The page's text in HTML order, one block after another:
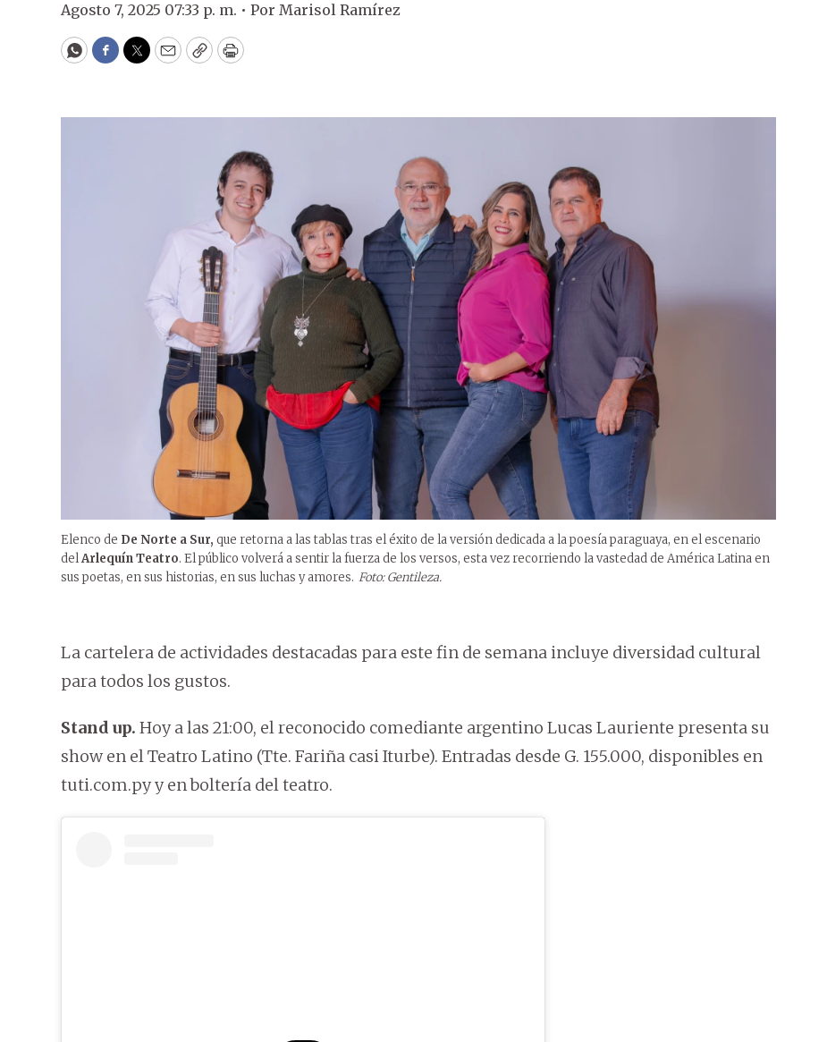
Agosto 7, 2025 07:33 p. m. • Por Marisol Ramírez
WhatsApp
Facebook
Twitter
EmailCopyPrint
Elenco de De Norte a Sur, que retorna a las tablas tras el éxito de la versión dedicada a la poesía paraguaya, en el escenario
delArlequín Teatro. El público volverá a sentir la fuerza de los versos, esta vez recorriendo la vastedad de América Latina en
sus poetas, en sus historias, en sus luchas y amores. Foto: Gentileza.
La cartelera de actividades destacadas para este fin de semana incluye diversidad cultural
para todos los gustos.
Stand up. Hoy a las 21:00, el reconocido comediante argentino Lucas Lauriente presenta su
show en el Teatro Latino (Tte. Fariña casi Iturbe). Entradas desde G. 155.000, disponibles en
tuti.com.py y en boltería del teatro.